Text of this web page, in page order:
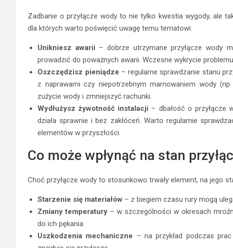
Zadbanie o przyłącze wody to nie tylko kwestia wygody, ale
dla których warto poświęcić uwagę temu tematowi:
Unikniesz awarii – dobrze utrzymane przyłącze wody
prowadzić do poważnych awarii. Wczesne wykrycie
Oszczędzisz pieniądze – regularne sprawdzanie stanu
z naprawami czy niepotrzebnym marnowaniem wody
zużycie wody i zmniejszyć rachunki.
Wydłużysz żywotność instalacji – dbałość o przyłącze
działa sprawnie i bez zakłóceń. Warto regularnie
elementów w przyszłości.
Co może wpłynąć na stan
Choć przyłącze wody to stosunkowo trwały element, na jego
Starzenie się materiałów – z biegiem czasu rury mogą
Zmiany temperatury – w szczególności w okresach
do ich pękania.
Uszkodzenia mechaniczne – na przykład podczas